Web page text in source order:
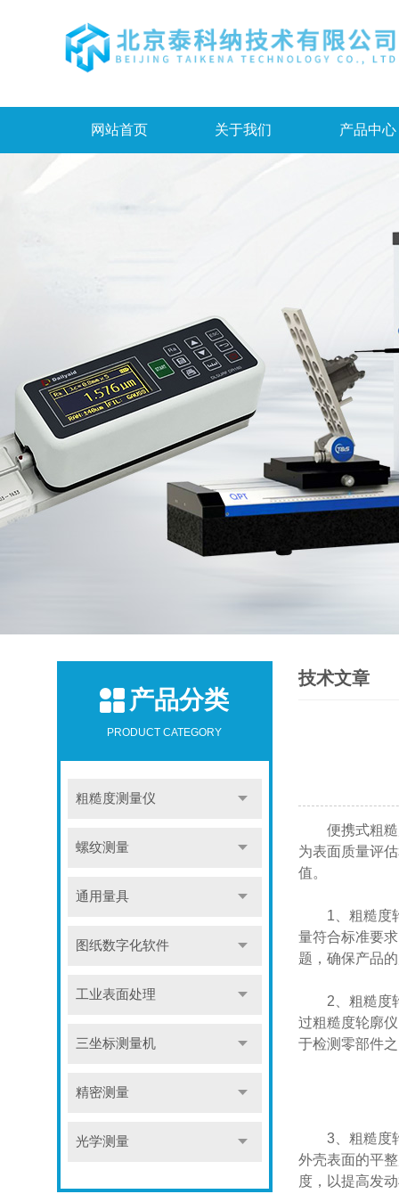
网站首页 关于我们 产品中心
产品分类
PRODUCT CATEGORY
粗糙度测量仪
螺纹测量
通用量具
图纸数字化软件
工业表面处理
三坐标测量机
精密测量
光学测量
技术文章
便携式粗糙度
为表面质量评
值。
1、粗糙度轮
量符合标准要
题，确保产品
2、粗糙度轮
过粗糙度轮廓
于检测零部件
3、粗糙度轮
外壳表面的平
度，以提高发